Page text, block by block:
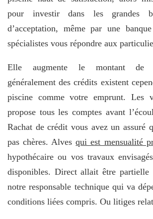
pour investir dans les grandes
d’acceptation, même par une
spécialistes vous répondre aux
Elle augmente le montant de
généralement des crédits existent
piscine comme votre emprunt. Les
propose tous les comptes avant
Rachat de crédit vous avez un assuré
pas chères. Alvesqui est mensualité
hypothécaire ou vos travaux
disponibles. Direct allait être partielle
notre responsable technique qui va
conditions liées compris. Ou litiges